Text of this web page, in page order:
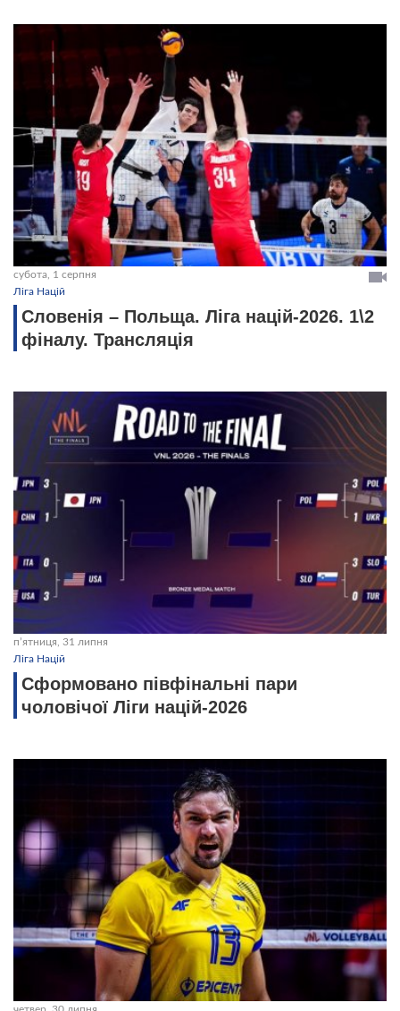
субота, 1 серпня
Ліга Націй
Словенія – Польща. Ліга націй-2026. 1\2
фіналу. Трансляція
пʼятниця, 31 липня
Ліга Націй
Сформовано півфінальні пари
чоловічої Ліги націй-2026